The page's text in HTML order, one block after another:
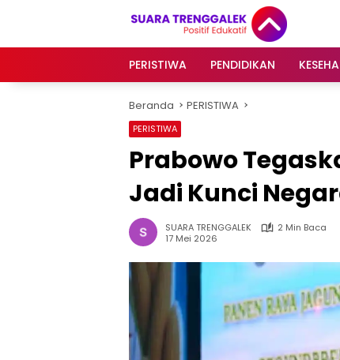
PERISTIWA
PENDIDIKAN
Beranda PERISTIWA
PERISTIWA
Prabowo
Jadi Kunci
SUARA TRENGGALEK
2 Min Baca
17 Mei 2026